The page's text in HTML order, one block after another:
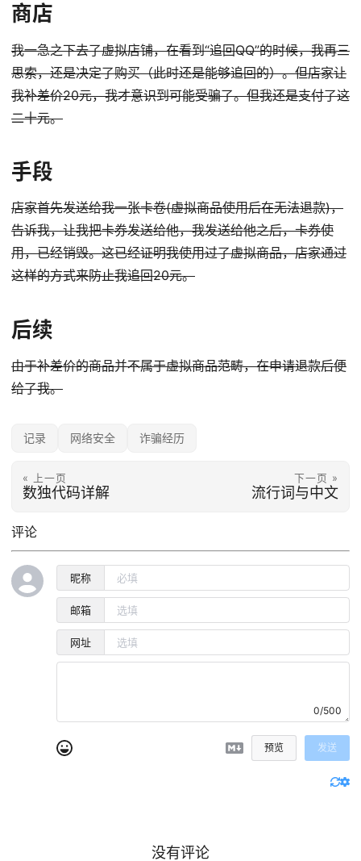
商店
我一急之下去了虚拟店铺，在看到“追回QQ”的时候，我再三
思索，还是决定了购买（此时还是能够追回的）。但店家让
我补差价20元，我才意识到可能受骗了。但我还是支付了这
二十元。
手段
店家首先发送给我一张卡卷(虚拟商品使用后在无法退款)，
告诉我，让我把卡券发送给他，我发送给他之后，卡券使
用，已经销毁。这已经证明我使用过了虚拟商品，店家通过
这样的方式来防止我追回20元。
后续
由于补差价的商品并不属于虚拟商品范畴，在申请退款后便
给了我。
记录 网络安全 诈骗经历
« 上一页
数独代码详解
下一页 »
流行词与中文
评论
昵称
邮箱
网址
0/500
预览 发送
没有评论